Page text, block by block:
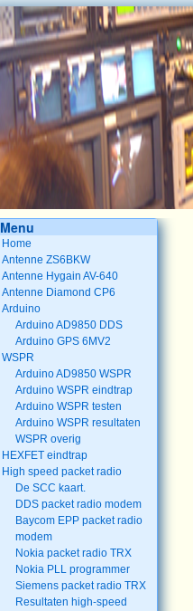
Menu
Home
Antenne ZS6BKW
Antenne Hygain AV-640
Antenne Diamond CP6
Arduino
Arduino AD9850 DDS
Arduino GPS 6MV2
WSPR
Arduino AD9850 WSPR
Arduino WSPR eindtrap
Arduino WSPR testen
Arduino WSPR resultaten
WSPR overig
HEXFET eindtrap
High speed packet radio
De SCC kaart.
DDS packet radio modem
Baycom EPP packet radio
modem
Nokia packet radio TRX
Nokia PLL programmer
Siemens packet radio TRX
Resultaten high-speed